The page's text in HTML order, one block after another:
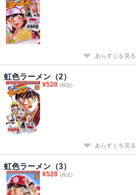
あらすじを見る
虹色ラーメン（2）
¥528 (税込)
あらすじを見る
虹色ラーメン（3）
¥528 (税込)